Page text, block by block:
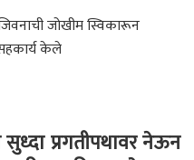
जोखीम स्विकारून
केले
प्रगतीपथावर नेऊन